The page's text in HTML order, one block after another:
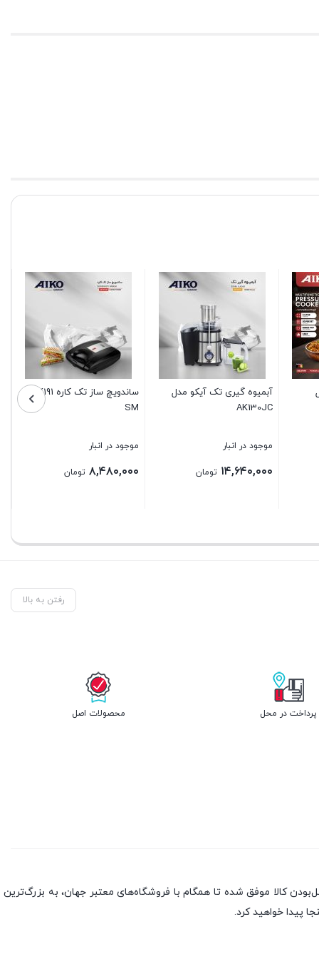
آبمیوه گیری تک آیکو مدل
AK130JC
موجود در انبار
۱۴,۶۴۰,۰۰۰ تومان
ساندویچ ساز تک کاره AK191
SM
موجود در انبار
۸,۴۸۰,۰۰۰ تومان
رفتن به بالا
پرداخت در محل محصولات اصل
به سه اصل، پرداخت در محل، ۷ روز ضمانت بازگشت کالا و تضمین اصل‌بودن کالا موفق شده تا همگام با فروشگاه‌های معتبر جهان، به بزرگ‌ترین
پیدا خواهید کرد.